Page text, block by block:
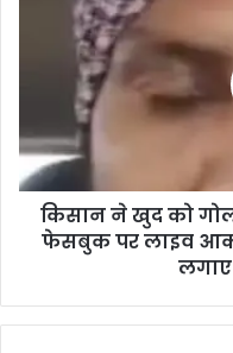
किसान ने खुद को
फेसबुक पर लाइव आकर